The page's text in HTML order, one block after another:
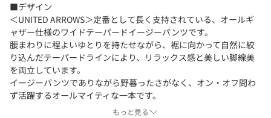
■デザイン
＜UNITED ARROWS＞定番として長く支持されている、オールギ
ャザー仕様のワイドテーパードイージーパンツです。
腰まわりに程よいゆとりを持たせながら、裾に向かって自然に絞
り込んだテーパードラインにより、リラックス感と美しい脚線美
を両立しています。
イージーパンツでありながら野暮ったさがなく、オン・オフ問わ
ず活躍するオールマイティな一本です。
もっと見る